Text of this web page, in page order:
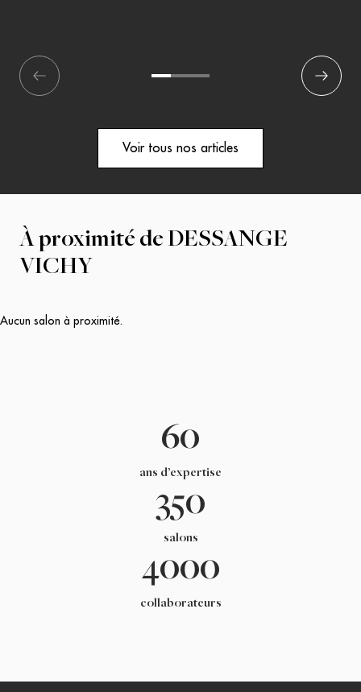
Suivant
Voir tous nos articles
À proximité de DESSANGE
VICHY
Aucun salon à proximité.
60
ans d’expertise
350
salons
4000
collaborateurs